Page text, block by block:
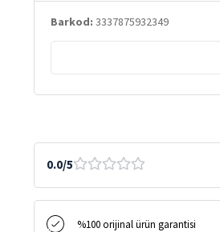
Air
Güçlü
Güneş
Barkod: 3337875932349
0.0/5
%100 orijinal ürün garantisi